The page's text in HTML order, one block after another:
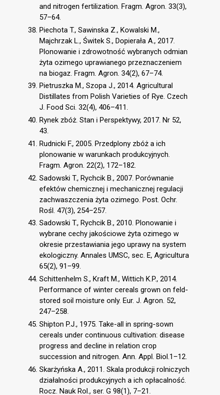
and nitrogen fertilization. Fragm. Agron. 33(3),
57–64.
Piechota T., Sawinska Z., Kowalski M.,
Majchrzak L., Świtek S., Dopierała A., 2017.
Plonowanie i zdrowotność wybranych odmian
żyta ozimego uprawianego przeznaczeniem
na biogaz. Fragm. Agron. 34(2), 67–74.
Pietruszka M., Szopa J., 2014. Agricultural
Distillates from Polish Varieties of Rye. Czech
J. Food Sci. 32(4), 406–411.
Rynek zbóż. Stan i Perspektywy, 2017. Nr 52,
43.
Rudnicki F., 2005. Przedplony zbóż a ich
plonowanie w warunkach produkcyjnych.
Fragm. Agron. 22(2), 172–182.
Sadowski T., Rychcik B., 2007. Porównanie
efektów chemicznej i mechanicznej regulacji
zachwaszczenia żyta ozimego. Post. Ochr.
Rośl. 47(3), 254–257.
Sadowski T., Rychcik B., 2010. Plonowanie i
wybrane cechy jakościowe żyta ozimego w
okresie przestawiania jego uprawy na system
ekologiczny. Annales UMSC, sec. E, Agricultura
65(2), 91–99.
Schittenhelm S., Kraft M., Wittich K.P., 2014.
Performance of winter cereals grown on feld-
stored soil moisture only. Eur. J. Agron. 52,
247–258.
Shipton P.J., 1975. Take-all in spring-sown
cereals under continuous cultivation: disease
progress and decline in relation crop
succession and nitrogen. Ann. Appl. Biol.1–12.
Skarżyńska A., 2011. Skala produkcji rolniczych
działalności produkcyjnych a ich opłacalność.
Rocz. Nauk Rol., ser. G 98(1), 7–21.